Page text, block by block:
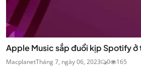
Apple Music sắp đuổi kịp Spotify ở
MacplanetTháng 7, ngày 06, 2023 0 165